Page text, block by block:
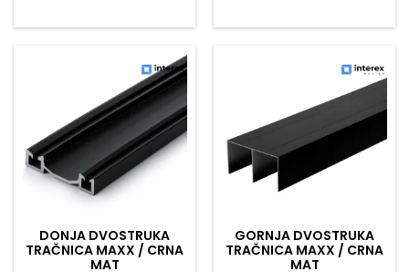
strane vrata.
DONJA DVOSTRUKA
TRAČNICA MAXX / CRNA
MAT
GORNJA DVOSTRUKA
TRAČNICA MAXX / CRNA
MAT